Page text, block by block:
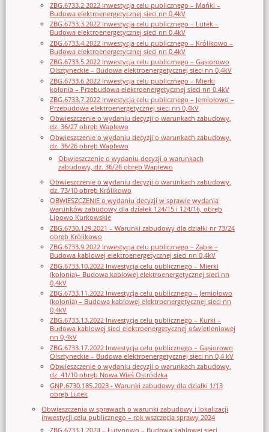
ZBG.6733.2.2022 Inwestycja celu publicznego – Mańki –
Budowa elektroenergetycznej sieci nn 0,4kV
ZBG.6733.3.2022 Inwestycja celu publicznego – Lutek –
Budowa elektroenergetycznej sieci nn 0,4kV
ZBG.6733.4.2022 Inwestycja celu publicznego – Królikowo –
Budowa elektroenergetycznej sieci nn 0,4kV
ZBG.6733.5.2022 Inwestycja celu publicznego – Gąsiorowo
Olsztyneckie – Budowa elektroenergetycznej sieci nn 0,4kV
ZBG.6733.6.2022 Inwestycja celu publicznego – Mierki
kolonia – Przebudowa elektroenergetycznej sieci nn 0,4kV
ZBG.6733.7.2022 Inwestycja celu publicznego – Jemiołowo –
Przebudowa elektroenergetycznej sieci nn 0,4kV
Obwieszczenie o wydaniu decyzji o warunkach zabudowy,
dz. 36/27 obręb Waplewo
Obwieszczenie o wydaniu decyzji o warunkach zabudowy,
dz. 36/26 obręb Waplewo
Obwieszczenie o wydaniu decyzji o warunkach
zabudowy, dz. 36/26 obręb Waplewo
Obwieszczenie o wydaniu decyzji o warunkach zabudowy,
dz. 73/10 obręb Królikowo
OBWIESZCZENIE o wydaniu decyzji w sprawie wydania
warunków zabudowy dla działek 124/15 i 124/16, obręb
Lipowo Kurkowskie
ZBG.6730.129.2021 – Warunki zabudowy dla działki nr 73/24
obręb Królikowo
ZBG.6733.9.2022 Inwestycja celu publicznego – Ząbie –
Budowa kablowej elektroenergetycznej sieci nn 0,4kV
ZBG.6733.10.2022 Inwestycja celu publicznego – Mierki
(kolonia)– Budowa kablowej elektroenergetycznej sieci nn
0,4kV
ZBG.6733.11.2022 Inwestycja celu publicznego – Jemiołowo
(kolonia) – Budowa kablowej elektroenergetycznej sieci nn
0,4kV
ZBG.6733.13.2022 Inwestycja celu publicznego – Kurki –
Budowa kablowej sieci elektroenergetycznej oświetleniowej
nn 0,4kV
ZBG.6733.17.2022 Inwestycja celu publicznego – Gąsiorowo
Olsztyneckie – Budowa elektroenergetycznej sieci nn 0,4 kV
Obwieszczenie o wydaniu decyzji o warunkach zabudowy,
dz. 41/10 obręb Nowa Wieś Ostródzka
GNP.6730.185.2023 - Warunki zabudowy dla działki 1/13
obręb Lutek
Obwieszczenia w sprawach o warunki zabudowy i lokalizacji
inwestycji celu publicznego – rok wszczęcia sprawy 2024
ZBG.6733.1.2024 – Łutynowo – Budowa kablowej sieci